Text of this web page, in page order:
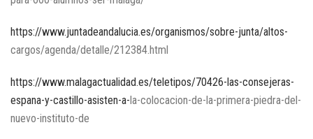
https://www.juntadeandalucia.es/organismos/sobre-junta/altos-
cargos/agenda/detalle/212384.html
https://www.malagactualidad.es/teletipos/70426-las-consejeras-
espana-y-castillo-asisten-a-la-colocacion-de-la-primera-piedra-del-
nuevo-instituto-de